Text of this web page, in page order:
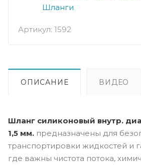
Артикул: 1592
Шланги
ОПИСАНИЕ ВИДЕО
Шланг силиконовый внутр.
1,5 мм. предназначены для
транспортировки жидкостей и
где важны чистота потока,